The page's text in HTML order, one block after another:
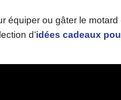
équiper ou gâter le
d’idées cadeaux